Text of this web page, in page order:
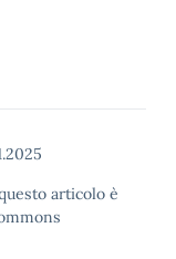
articolo è